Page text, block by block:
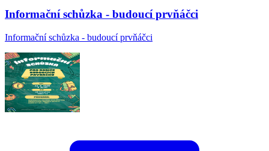
Informační schůzka - budoucí prvňáčci
Informační schůzka - budoucí prvňáčci